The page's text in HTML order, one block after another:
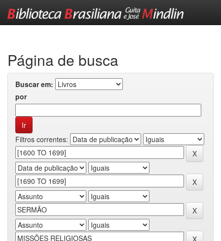
Página de busca
Buscar em:
por
Filtros correntes: